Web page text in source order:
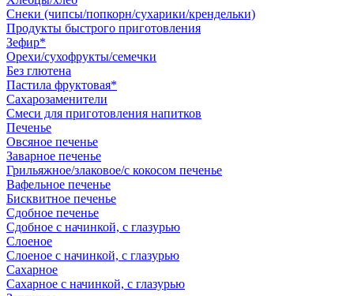
Снеки (чипсы/попкорн/сухарики/крендельки)
Продукты быстрого приготовления
Зефир*
Орехи/сухофрукты/семечки
Без глютена
Пастила фруктовая*
Сахарозаменители
Смеси для приготовления напитков
Печенье
Овсяное печенье
Заварное печенье
Грильяжное/злаковое/с кокосом печенье
Вафельное печенье
Бисквитное печенье
Сдобное печенье
Сдобное с начинкой, с глазурью
Слоеное
Слоеное с начинкой, с глазурью
Сахарное
Сахарное с начинкой, с глазурью